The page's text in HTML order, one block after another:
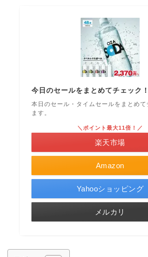
今日のセールをまとめてチェック！
本日のセール・タイムセールをまとめて
ます。
Amazon
＼ポイント最大11倍！／
楽天市場
Yahooショッピング
メルカリ